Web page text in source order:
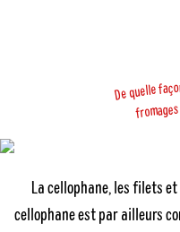
Dequellefaço
fromages
La cellophane, les filets
cellophane est par ailleurs